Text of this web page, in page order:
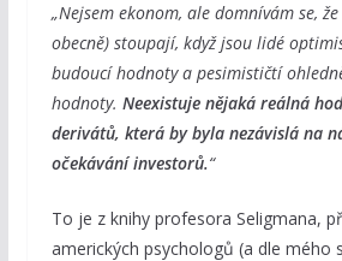
„Nejsem ekonom, ale domnívám se,
obecně) stoupají, když jsou lidé
budoucí hodnoty a pesimističtí
hodnoty. Neexistuje nějaká reálná
derivátů, která by byla nezávislá na
očekávání investorů.“
To je z knihy profesora Seligmana,
amerických psychologů (a dle mého